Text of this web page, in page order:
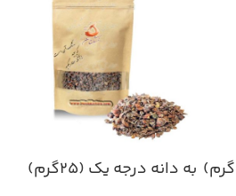
به دانه درجه یک (۲۵گرم)